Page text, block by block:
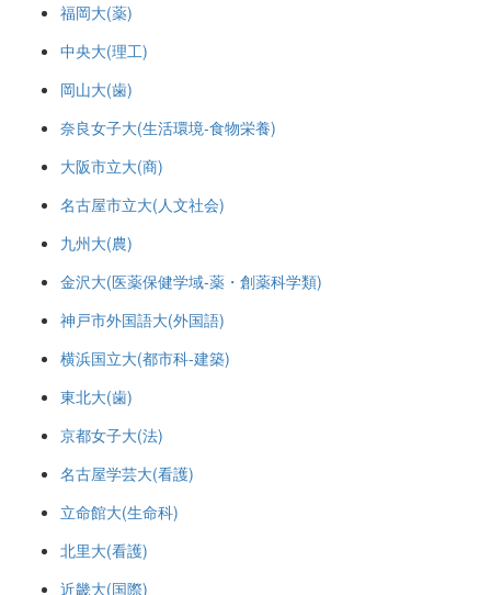
福岡大(薬)
中央大(理工)
岡山大(歯)
奈良女子大(生活環境-食物栄養)
大阪市立大(商)
名古屋市立大(人文社会)
九州大(農)
金沢大(医薬保健学域-薬・創薬科学類)
神戸市外国語大(外国語)
横浜国立大(都市科-建築)
東北大(歯)
京都女子大(法)
名古屋学芸大(看護)
立命館大(生命科)
北里大(看護)
近畿大(国際)